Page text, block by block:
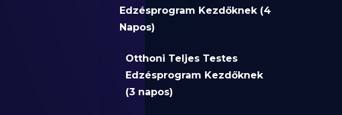
Edzésprogram Kezdőknek (4
Napos)
Otthoni Teljes Testes
Edzésprogram Kezdőknek
(3 napos)